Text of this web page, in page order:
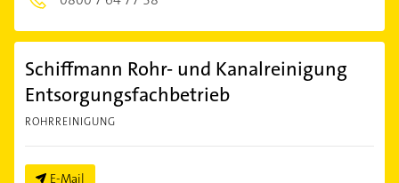
Schiffmann Rohr- und Kanalreinigung
Entsorgungsfachbetrieb
ROHRREINIGUNG
E-Mail